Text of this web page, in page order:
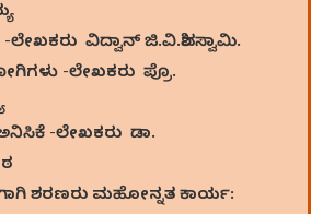
ವಿದ್ವಾನ್‌ ಜಿ.ವಿ.ಶಿವಸ್ವಾಮಿ.
-ಲೇಖಕರು ಪ್ರೊ.
-ಲೇಖಕರು ಡಾ.
ಶರಣರು ಮಹೋನ್ನತ ಕಾರ್ಯ: